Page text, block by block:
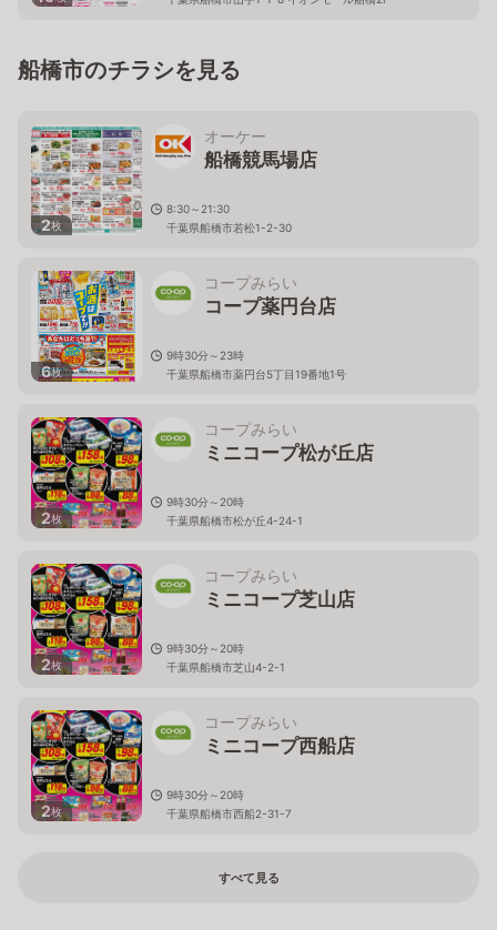
船橋市のチラシを見る
2枚
オーケー
船橋競馬場店
8:30～21:30
千葉県船橋市若松1-2-30
6枚
コープみらい
コープ薬円台店
9時30分～23時
千葉県船橋市薬円台5丁目19番地1号
2枚
コープみらい
ミニコープ松が丘店
9時30分～20時
千葉県船橋市松が丘4-24-1
2枚
コープみらい
ミニコープ芝山店
9時30分～20時
千葉県船橋市芝山4-2-1
2枚
コープみらい
ミニコープ西船店
9時30分～20時
千葉県船橋市西船2-31-7
すべて見る